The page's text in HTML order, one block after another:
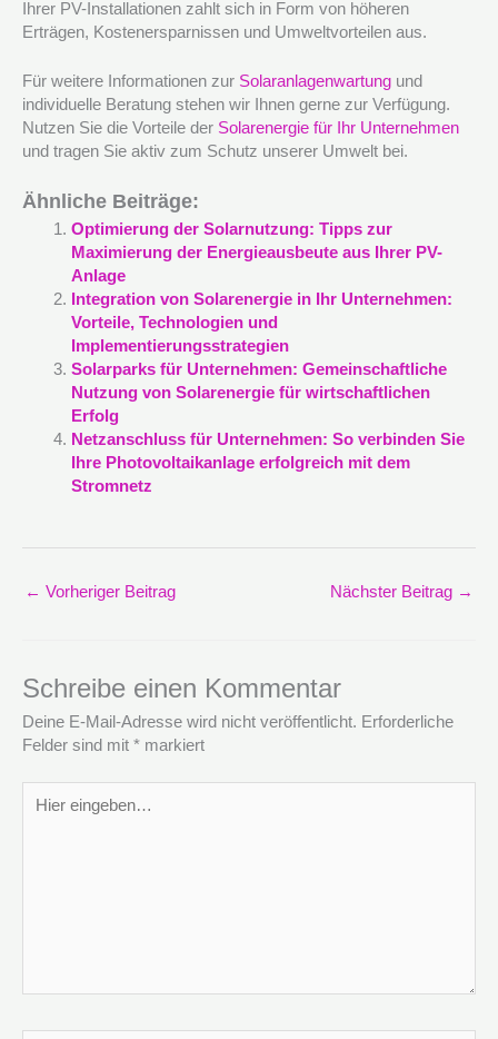
Ihrer PV-Installationen zahlt sich in Form von höheren
Erträgen, Kostenersparnissen und Umweltvorteilen aus.
Für weitere Informationen zur Solaranlagenwartung und
individuelle Beratung stehen wir Ihnen gerne zur Verfügung.
Nutzen Sie die Vorteile der Solarenergie für Ihr Unternehmen
und tragen Sie aktiv zum Schutz unserer Umwelt bei.
Ähnliche Beiträge:
Optimierung der Solarnutzung: Tipps zur
Maximierung der Energieausbeute aus Ihrer PV-
Anlage
Integration von Solarenergie in Ihr Unternehmen:
Vorteile, Technologien und
Implementierungsstrategien
Solarparks für Unternehmen: Gemeinschaftliche
Nutzung von Solarenergie für wirtschaftlichen
Erfolg
Netzanschluss für Unternehmen: So verbinden Sie
Ihre Photovoltaikanlage erfolgreich mit dem
Stromnetz
← Vorheriger Beitrag Nächster Beitrag →
Schreibe einen Kommentar
Deine E-Mail-Adresse wird nicht veröffentlicht. Erforderliche
Felder sind mit * markiert
eingeben…